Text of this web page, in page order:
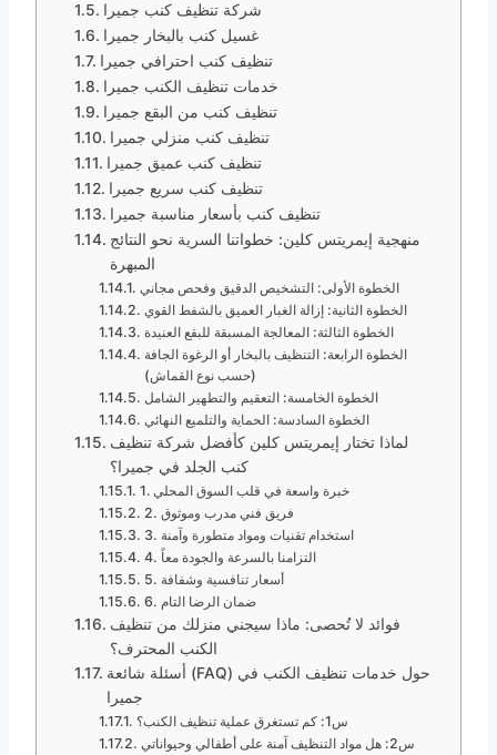
شركة تنظيف كنب جميرا
غسيل كنب بالبخار جميرا
تنظيف كنب احترافي جميرا
خدمات تنظيف الكنب جميرا
تنظيف كنب من البقع جميرا
تنظيف كنب منزلي جميرا
تنظيف كنب عميق جميرا
تنظيف كنب سريع جميرا
تنظيف كنب بأسعار مناسبة جميرا
منهجية إيمريتس كلين: خطواتنا السرية نحو النتائج
المبهرة
الخطوة الأولى: التشخيص الدقيق وفحص مجاني
الخطوة الثانية: إزالة الغبار العميق بالشفط القوي
الخطوة الثالثة: المعالجة المسبقة للبقع العنيدة
الخطوة الرابعة: التنظيف بالبخار أو الرغوة الجافة
(حسب نوع القماش)
الخطوة الخامسة: التعقيم والتطهير الشامل
الخطوة السادسة: الحماية والتلميع النهائي
لماذا تختار إيمريتس كلين كأفضل شركة تنظيف
كنب الجلد في جميرا؟
1. خبرة واسعة في قلب السوق المحلي
2. فريق فني مدرب وموثوق
3. استخدام تقنيات ومواد متطورة وآمنة
4. التزامنا بالسرعة والجودة معاً
5. أسعار تنافسية وشفافة
6. ضمان الرضا التام
فوائد لا تُحصى: ماذا سيجني منزلك من تنظيف
الكنب المحترف؟
أسئلة شائعة (FAQ) حول خدمات تنظيف الكنب في
جميرا
س1: كم تستغرق عملية تنظيف الكنب؟
س2: هل مواد التنظيف آمنة على أطفالي وحيواناتي